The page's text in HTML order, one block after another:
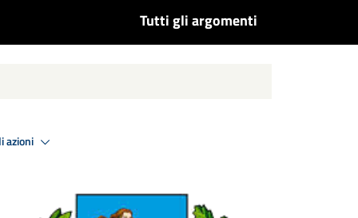
Tutti gli argomenti
azioni